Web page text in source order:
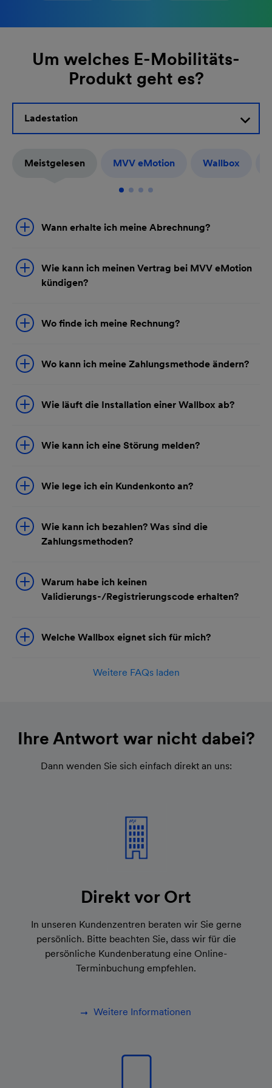
Um welches E-Mobilitäts-
Produkt geht es?
Ladestation
Meistgelesen MVV eMotion Wallbox
Wann erhalte ich meine Abrechnung?
Wie kann ich meinen Vertrag bei MVV eMotion
kündigen?
Wo finde ich meine Rechnung?
Wo kann ich meine Zahlungsmethode ändern?
Wie läuft die Installation einer Wallbox ab?
Wie kann ich eine Störung melden?
Wie lege ich ein Kundenkonto an?
Wie kann ich bezahlen? Was sind die
Zahlungsmethoden?
Warum habe ich keinen
Validierungs-/Registrierungscode erhalten?
Welche Wallbox eignet sich für mich?
Weitere FAQs laden
Ihre Antwort war nicht dabei?
Dann wenden Sie sich einfach direkt an uns:
Direkt vor Ort
In unseren Kundenzentren beraten wir Sie gerne
persönlich. Bitte beachten Sie, dass wir für die
persönliche Kundenberatung eine Online-
Terminbuchung empfehlen.
Weitere Informationen